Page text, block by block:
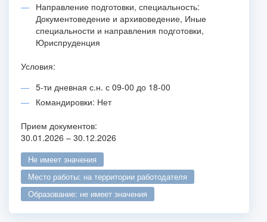
Направление подготовки, специальность:
Документоведение и архивоведение, Иные
специальности и направления подготовки,
Юриспруденция
Условия:
5-ти дневная с.н. с 09-00 до 18-00
Командировки: Нет
Прием документов:
30.01.2026 – 30.12.2026
не имеет значения
место работы: на территории работодателя
образование: не имеет значения